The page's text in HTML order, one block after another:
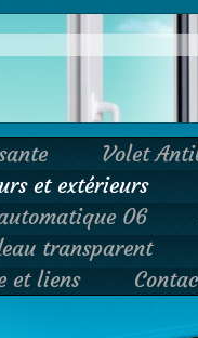
Volet
et extérieurs
06
transparent
et liens